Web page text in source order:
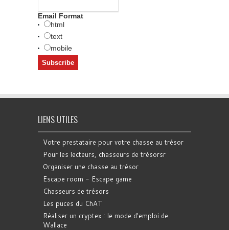
Email Format
html
text
mobile
LIENS UTILES
Votre prestataire pour votre chasse au trésor
Pour les lecteurs, chasseurs de trésorsr
Organiser une chasse au trésor
Escape room - Escape game
Chasseurs de trésors
Les puces du ChAT
Réaliser un cryptex : le mode d'emploi de
Wallace